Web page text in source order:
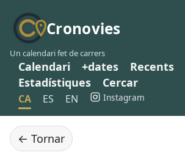
Cronovies
Un calendari fet de carrers
Calendari +dates Recents
Estadístiques
Cercar
CA ES EN Instagram
← Tornar